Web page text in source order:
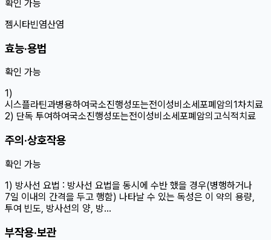
확인 가능
젬시타빈염산염
효능·용법
확인 가능
1)
시스플라틴과병용하여국소진행성또는전이성비소세포폐암의1차치료
2) 단독 투여하여국소진행성또는전이성비소세포폐암의고식적치료
주의·상호작용
확인 가능
1) 방사선 요법 : 방사선 요법을 동시에 수반 했을 경우(병행하거나
7일 이내의 간격을 두고 행함) 나타날 수 있는 독성은 이 약의 용량,
투여 빈도, 방사선의 양, 방…
부작용·보관